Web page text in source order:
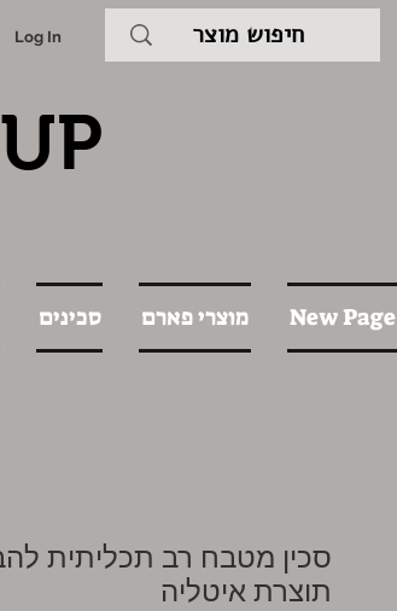
Log In
New Page מוצרי פארם סכינים
סכין מטבח רב תכליתית
תוצרת איטליה